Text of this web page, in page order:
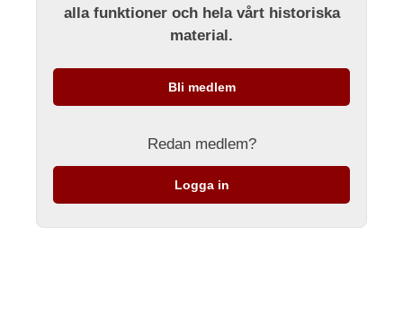
alla funktioner och hela vårt historiska
material.
Bli medlem
Redan medlem?
Logga in